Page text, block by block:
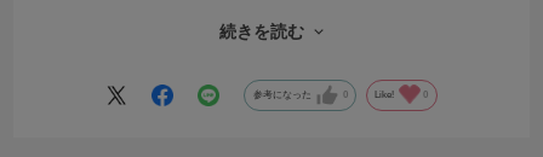
身長が低いのでもう少しソールが分厚く、履き脱ぎがしやすいスリッ
ポンタイプがあったら良いなぁ♡と思います(^^)
続きを読む
参考になった 0 Like! 0